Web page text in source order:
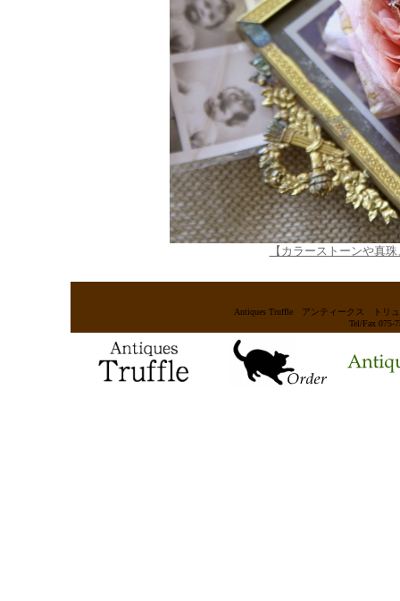
【カラーストーンや真
Antiques Truffle アンティークス ト
Tel/Fax